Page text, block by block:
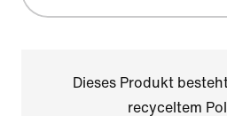
Dieses Produkt
recyceltem